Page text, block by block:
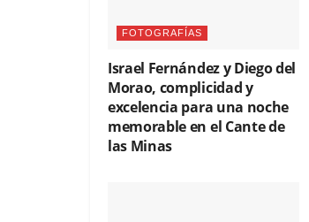
FOTOGRAFÍAS
Israel Fernández y Diego del
Morao, complicidad y
excelencia para una noche
memorable en el Cante de
las Minas